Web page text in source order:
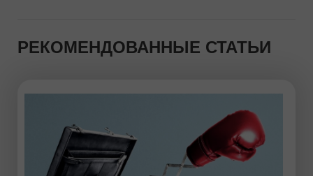
РЕКОМЕНДОВАННЫЕ СТАТЬИ